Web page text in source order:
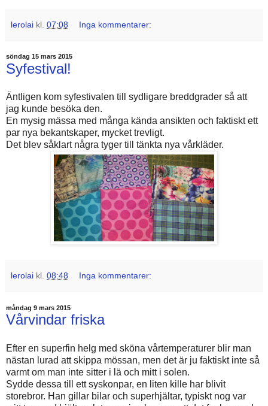
lerolai kl. 07:08 Inga kommentarer:
söndag 15 mars 2015
Syfestival!
Äntligen kom syfestivalen till sydligare breddgrader så att
jag kunde besöka den.
En mysig mässa med många kända ansikten och faktiskt ett
par nya bekantskaper, mycket trevligt.
Det blev såklart några tyger till tänkta nya vårkläder.
lerolai kl. 08:48 Inga kommentarer:
måndag 9 mars 2015
Vårvindar friska
Efter en superfin helg med sköna vårtemperaturer blir man
nästan lurad att skippa mössan, men det är ju faktiskt inte så
varmt om man inte sitter i lä och mitt i solen.
Sydde dessa till ett syskonpar, en liten kille har blivit
storebror. Han gillar bilar och superhjältar, typiskt nog var